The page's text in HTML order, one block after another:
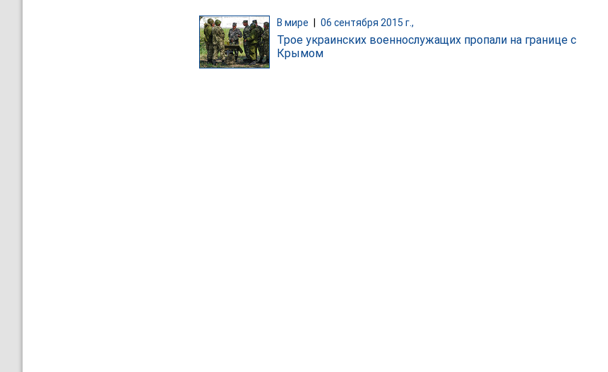
В мире | 06 сентября 2015 г.,
Трое украинских военнослужащих пропали на границе с
Крымом